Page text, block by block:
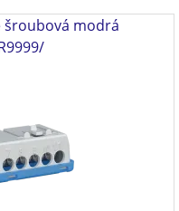
šroubová modrá